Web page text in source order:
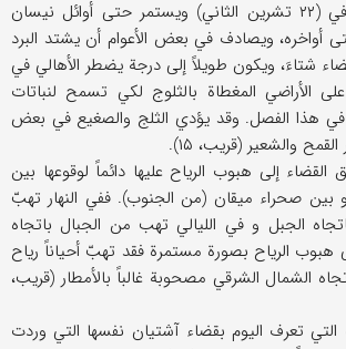
الشمالي من القضاء في (۲۲ تشرین الثاني) ویستمر حتی أوائل نیسان
ویصادف في بعض الأعوام أن یشتد البرد
شتاءَ، ویکون طویلاً إلی درجة یضطر الأهالي في
علی الأراضي المغطاة بالثلوج لکي تسمح لنباتات
في هذا الفصل. وقد یؤدي الثلج والصغیع في بعض
والشعیر (قریب، ۱۵).
إلی هبوب الریاح علیها دائماً لوقوعها بین
بین صحراء میقان (من الجنوب). ففي النهار تهبّ
الجبل و في اللیالي تهب من الجبال باتجاه
هبوب الریاح بصورة مستمرة فقد تهبّ أحیاناً ریاح
الشمال الشرقي مصحوبة غالباً بالأمطار (قریب،
التي تعرف الیوم بقضاء آشتیان نفسها التي وردت